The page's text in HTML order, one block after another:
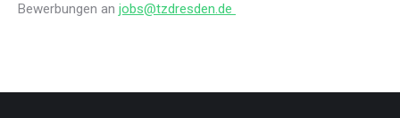
Bewerbungen an jobs@tzdresden.de